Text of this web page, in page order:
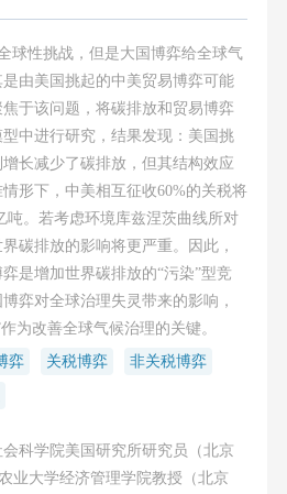
球性挑战，但是大国博弈给全球气
由美国挑起的中美贸易博弈可能
于该问题，将碳排放和贸易博弈
中进行研究，结果发现：美国挑
长减少了碳排放，但其结构效应
形下，中美相互征收60%的关税将
吨。若考虑环境库兹涅茨曲线所对
碳排放的影响将更严重。因此，
是增加世界碳排放的“污染”型竞
弈对全球治理失灵带来的影响，
为改善全球气候治理的关键。
弈 关税博弈 非关税博弈
科学院美国研究所研究员（北京
业大学经济管理学院教授（北京